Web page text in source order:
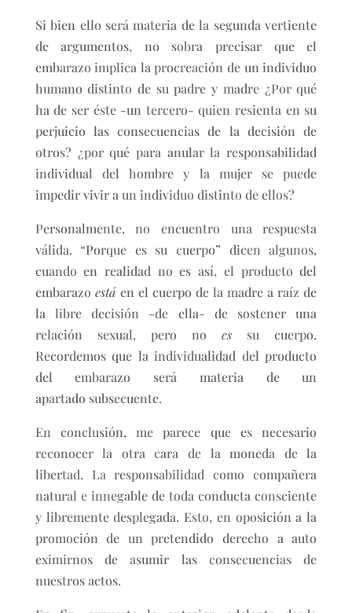
Si bien ello será materia de la segunda vertiente
de argumentos, no sobra precisar que el
embarazo implica la procreación de un individuo
humano distinto de su padre y madre ¿Por qué
ha de ser éste -un tercero- quien resienta en su
perjuicio las consecuencias de la decisión de
otros? ¿por qué para anular la responsabilidad
individual del hombre y la mujer se puede
impedir vivir a un individuo distinto de ellos?
Personalmente, no encuentro una respuesta
válida. “Porque es su cuerpo” dicen algunos,
cuando en realidad no es así, el producto del
embarazo estáen el cuerpo de la madre a raíz de
la libre decisión -de ella- de sostener una
relación sexual, pero noes su cuerpo.
Recordemos que la individualidad del producto
del embarazo será materia de un
apartado subsecuente.
En conclusión, me parece que es necesario
reconocer la otra cara de la moneda de la
libertad. La responsabilidad como compañera
natural e innegable de toda conducta consciente
y libremente desplegada. Esto, en oposición a la
promoción de un pretendido derecho a auto
eximirnos de asumir las consecuencias de
nuestros actos.